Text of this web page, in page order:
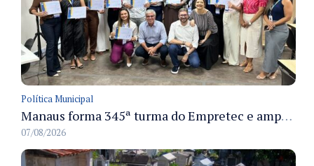
Política Municipal
Manaus forma 345ª turma do Empretec e amplia qualificação de empreendedores na cidade
07/08/2026